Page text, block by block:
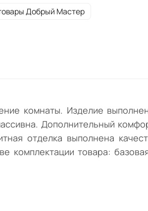
выполнена качественным лаком.
"Добрый Мастер". Коллекция
Добрый Мастер
комнаты. Изделие
Дополнительный
отделка выполнена
комплектации товара: